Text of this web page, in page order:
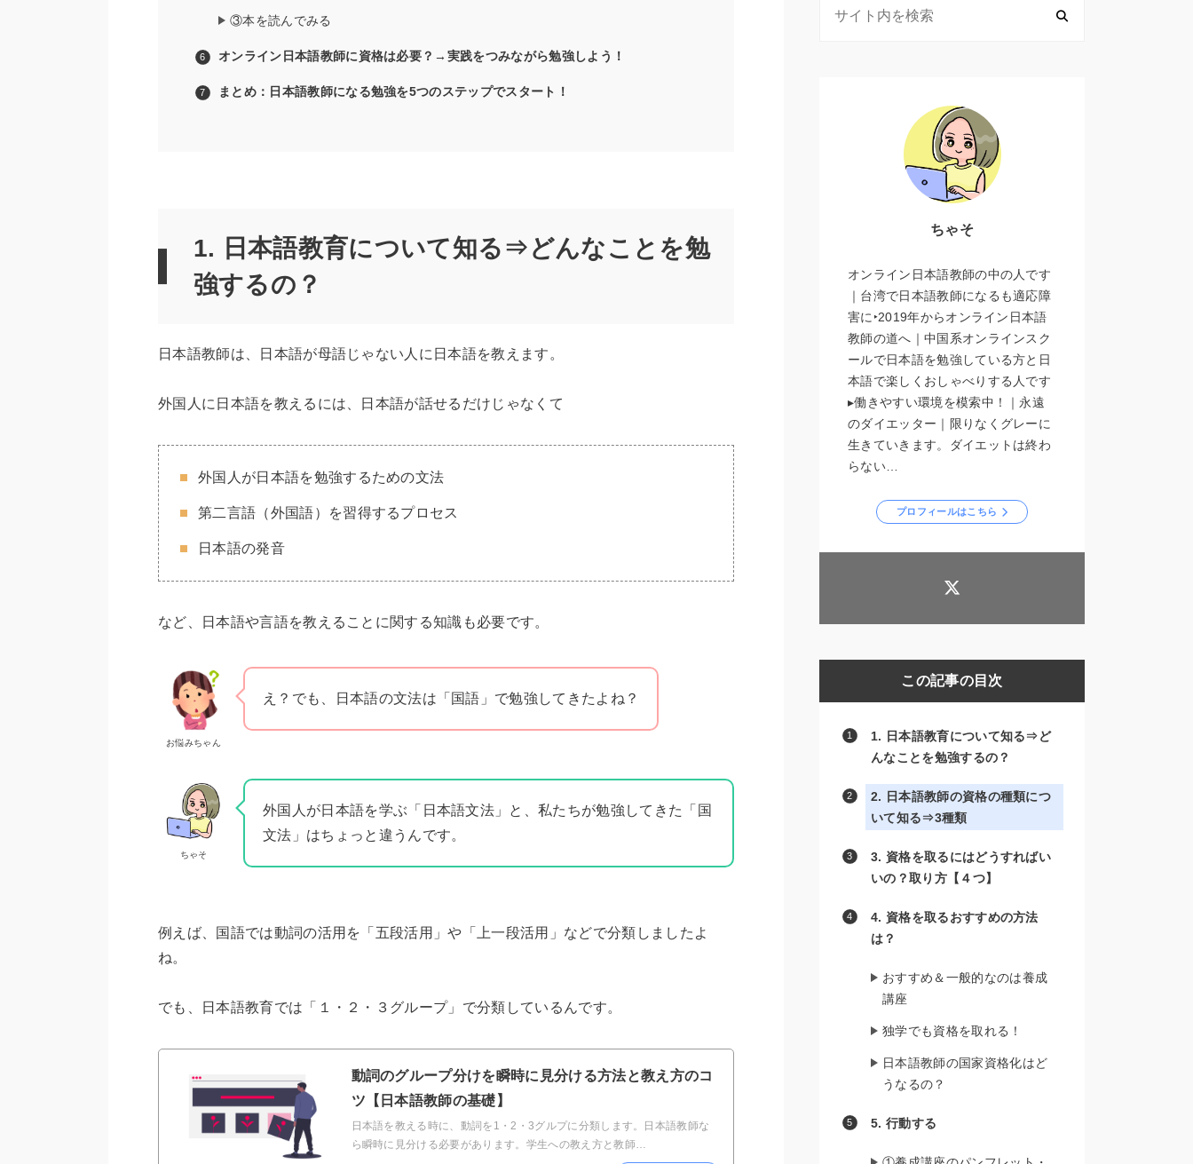
③本を読んでみる
オンライン日本語教師に資格は必要？→実践をつみながら勉強しよう！
まとめ：日本語教師になる勉強を5つのステップでスタート！
1. 日本語教育について知る⇒どんなことを勉
強するの？
日本語教師は、日本語が母語じゃない人に日本語を教えます。
外国人に日本語を教えるには、日本語が話せるだけじゃなくて
外国人が日本語を勉強するための文法
第二言語（外国語）を習得するプロセス
日本語の発音
など、日本語や言語を教えることに関する知識も必要です。
お悩みちゃん
え？でも、日本語の文法は「国語」で勉強してきたよね？
ちゃそ
外国人が日本語を学ぶ「日本語文法」と、私たちが勉強してきた「国
文法」はちょっと違うんです。
例えば、国語では動詞の活用を「五段活用」や「上一段活用」などで分類しましたよ
ね。
でも、日本語教育では「１・２・３グループ」で分類しているんです。
動詞のグループ分けを瞬時に見分ける方法と教え方のコ
ツ【日本語教師の基礎】
日本語を教える時に、動詞を1・2・3グルプに分類します。日本語教師な
ら瞬時に見分ける必要があります。学生への教え方と教師…
ちゃそ
オンライン日本語教師の中の人です
｜台湾で日本語教師になるも適応障
害に‣2019年からオンライン日本語
教師の道へ｜中国系オンラインスク
ールで日本語を勉強している方と日
本語で楽しくおしゃべりする人です
▸働きやすい環境を模索中！｜永遠
のダイエッター｜限りなくグレーに
生きていきます。ダイエットは終わ
らない…
プロフィールはこちら
この記事の目次
1. 日本語教育について知る⇒ど
んなことを勉強するの？
2. 日本語教師の資格の種類につ
いて知る⇒3種類
3. 資格を取るにはどうすればい
いの？取り方【４つ】
4. 資格を取るおすすめの方法
は？
おすすめ＆一般的なのは養成
講座
独学でも資格を取れる！
日本語教師の国家資格化はど
うなるの？
5. 行動する